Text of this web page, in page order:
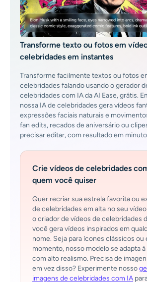
Transforme texto ou fotos em
celebridades em instantes
Transforme facilmente textos ou fotos
celebridades falando usando o gerador
celebridades com IA da AI Ease, grátis.
nossa IA de celebridades gera vídeos
expressões faciais naturais e
fan edits, recados de aniversário ou
precisar editar, com resultado em
Crie vídeos de celebridades
quem você quiser
Quer recriar sua estrela favorita ou
de celebridades em alta no seu
o criador de vídeos de celebridades
você gera vídeos inspirados em
nome. Seja para ícones clássicos ou
momento, nosso modelo se adapta
com alto realismo. Precisa de
em vez disso? Experimente nosso
imagens de celebridades com IA